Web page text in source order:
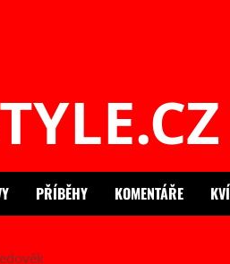
PŘÍBĚHY KOMENTÁŘE